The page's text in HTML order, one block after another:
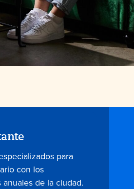
para
con los
de la ciudad.